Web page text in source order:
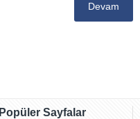
Devam
Popüler Sayfalar